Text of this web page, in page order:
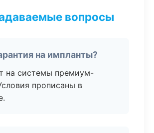
вопросы
на импланты?
на системы премиум-
прописаны в